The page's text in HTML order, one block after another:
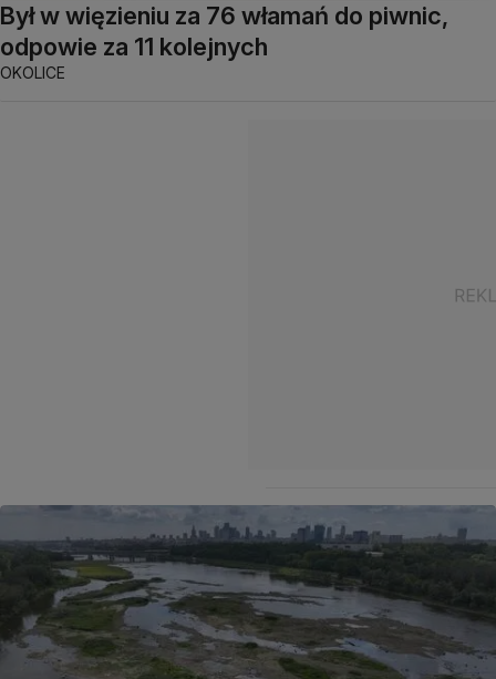
Był w więzieniu za 76 włamań do piwnic,
odpowie za 11 kolejnych
OKOLICE